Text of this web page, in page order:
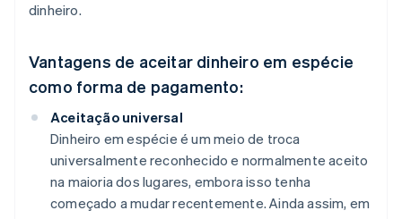
dinheiro.
Vantagens de aceitar dinheiro em espécie
como forma de pagamento:
Aceitação universal
Dinheiro em espécie é um meio de troca
universalmente reconhecido e normalmente aceito
na maioria dos lugares, embora isso tenha
começado a mudar recentemente. Ainda assim, em